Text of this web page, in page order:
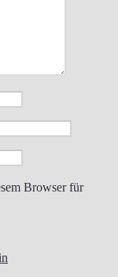
Browser für